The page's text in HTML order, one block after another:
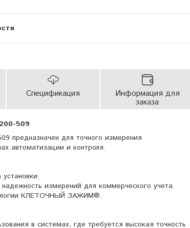
Спецификация
Информация для
заказа
509
предназначен для точного измерения
автоматизации и контроля.
измерений для коммерческого учета.
КЛЕТОЧНЫЙ ЗАЖИМ®.
в системах, где требуется высокая точность